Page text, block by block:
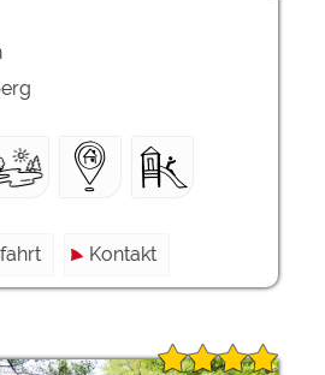
Kontakt